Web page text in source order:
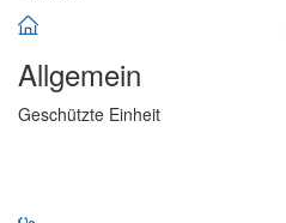
Allgemein
Geschützte Einheit